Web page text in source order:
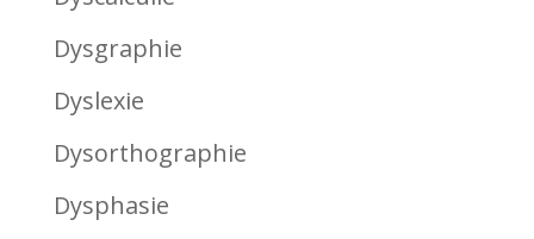
Dysgraphie
Dyslexie
Dysorthographie
Dysphasie